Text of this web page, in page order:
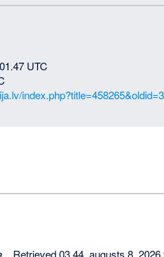
UTC
. Retrieved 03.44, augusts 8, 2026